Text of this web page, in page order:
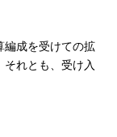
編成を受けての拡
れとも、受け入